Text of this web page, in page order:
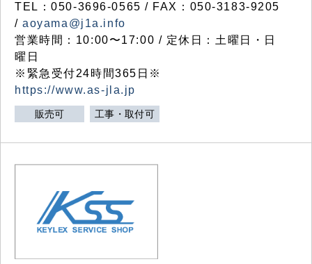
TEL：050-3696-0565 / FAX：050-3183-9205
/aoyama@j1a.info
営業時間：10:00〜17:00 / 定休日：土曜日・日
曜日
※緊急受付24時間365日※
https://www.as-jla.jp
販売可 工事・取付可